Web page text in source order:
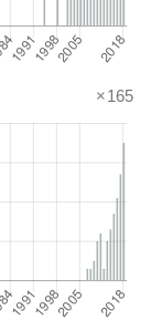
×165